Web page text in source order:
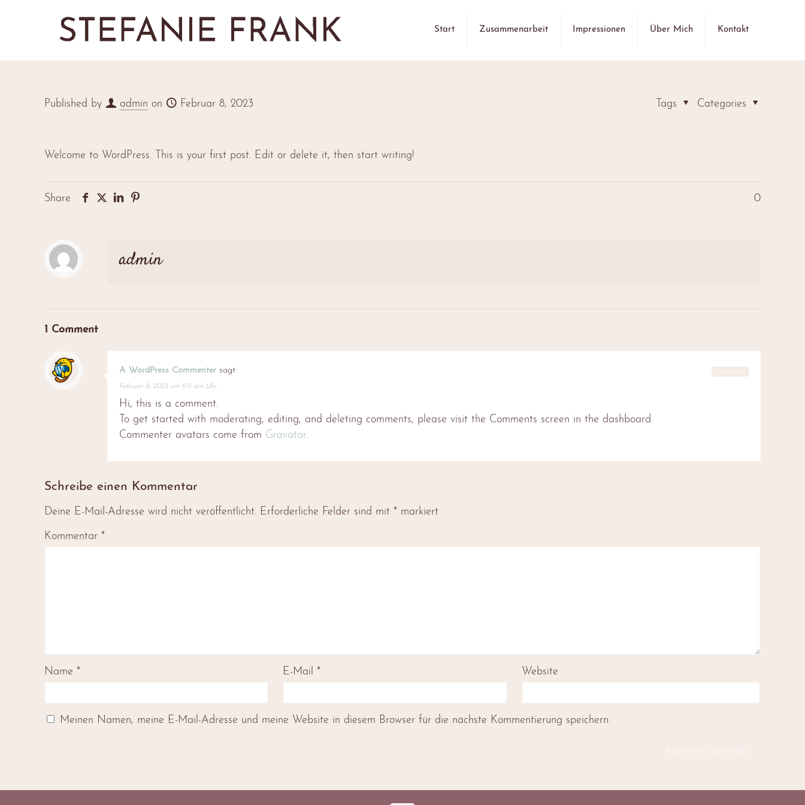
Start Zusammenarbeit Impressionen Über Mich Kontakt
Published by admin on Februar 8, 2023 Categories
Tags
Welcome to WordPress. This is your first post. Edit or delete it, then start writing!
Share 0
admin
1 Comment
A WordPress Commenter sagt:
Februar 8, 2023 um 9:11 am Uhr
Hi, this is a comment.
To get started with moderating, editing, and deleting comments, please visit the Comments screen in the dashboard.
Commenter avatars come from Gravatar.
Schreibe einen Kommentar
Deine E-Mail-Adresse wird nicht veröffentlicht. Erforderliche Felder sind mit * markiert
Kommentar *
Name * E-Mail* Website
Meinen Namen, meine E-Mail-Adresse und meine Website in diesem Browser für die nächste Kommentierung speichern.